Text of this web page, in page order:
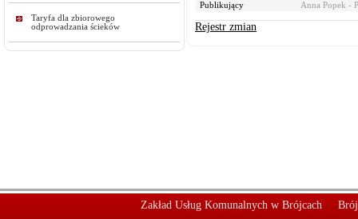
Taryfa dla zbiorowego
odprowadzania ścieków
Publikujący
Anna Popek -
Rejestr zmian
Zakład Usług Komunalnych w Brójcach